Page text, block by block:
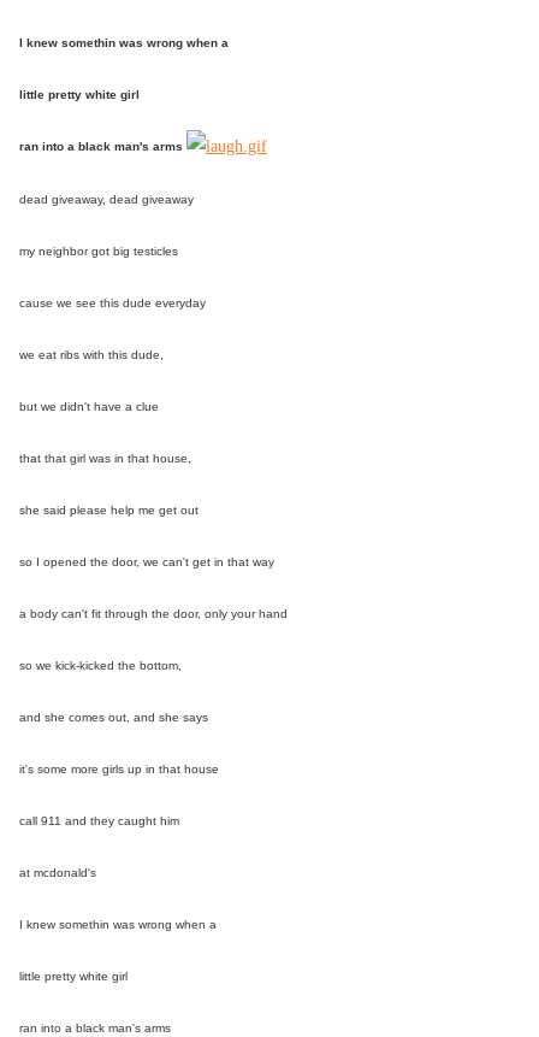
I knew somethin was wrong when a
little pretty white girl
ran into a black man's arms
dead giveaway, dead giveaway
my neighbor got big testicles
cause we see this dude everyday
we eat ribs with this dude,
but we didn't have a clue
that that girl was in that house,
she said please help me get out
so I opened the door, we can't get in that way
a body can't fit through the door, only your hand
so we kick-kicked the bottom,
and she comes out, and she says
it's some more girls up in that house
call 911 and they caught him
at mcdonald's
I knew somethin was wrong when a
little pretty white girl
ran into a black man's arms